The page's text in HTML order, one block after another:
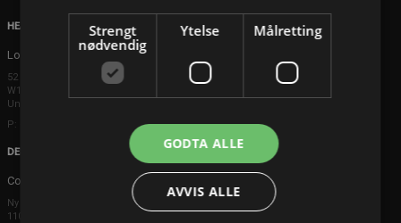
HEAD OFFICE
London
52 Brook Street
W1K 5DS London
United Kingdom
P: +44 203 608 8181
DENMARK
Copenhagen
Ny Østergade 20
1101 København K
Strengt
nødvendig
Ytelse Målretting
GODTA ALLE
AVVIS ALLE